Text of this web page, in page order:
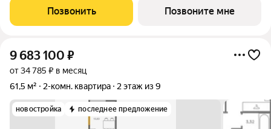
обеспечивает отличную транспортную доступность без
пробок. Проект включает в себя
Позвонить Позвоните мне
9 683 100 ₽
от 34 785 ₽ в месяц
61,5 м²
2-комн. квартира 2 этаж из 9
новостройка последнее предложение